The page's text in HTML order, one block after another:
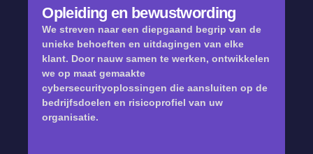
Opleiding en
Opleiding en bewustwording
We streven naar een diepgaand begrip van de
unieke behoeften en uitdagingen van elke
klant. Door nauw samen te werken, ontwikkelen
we op maat gemaakte
cybersecurityoplossingen die aansluiten op de
bedrijfsdoelen en risicoprofiel van uw
organisatie.